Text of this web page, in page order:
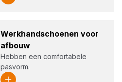
Werk­hand­schoe­nen voor
afbouw
Hebben een comfortabele
pasvorm.